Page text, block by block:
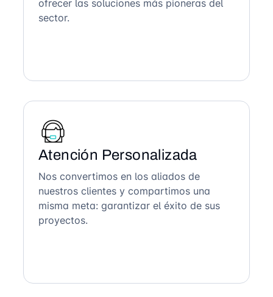
ofrecer las soluciones más pioneras del
sector.
Atención Personalizada
Nos convertimos en los aliados de
nuestros clientes y compartimos una
misma meta: garantizar el éxito de sus
proyectos.